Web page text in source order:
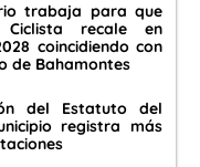
trabaja para que
recale en
coincidiendo con
de Bahamontes
del Estatuto del
registra más